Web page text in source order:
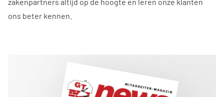
ons beter kennen.